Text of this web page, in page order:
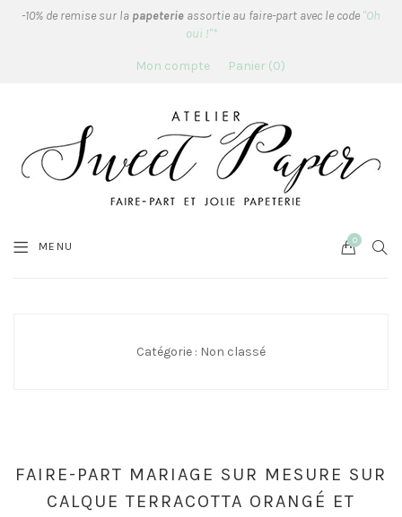
-10% de remise sur la papeterie assortie au faire-part avec le code "Oh
oui !"*
Mon compte Panier 0
MENU Cart
0
Catégorie : Non classé
FAIRE-PART MARIAGE SUR MESURE SUR
CALQUE TERRACOTTA ORANGÉ ET